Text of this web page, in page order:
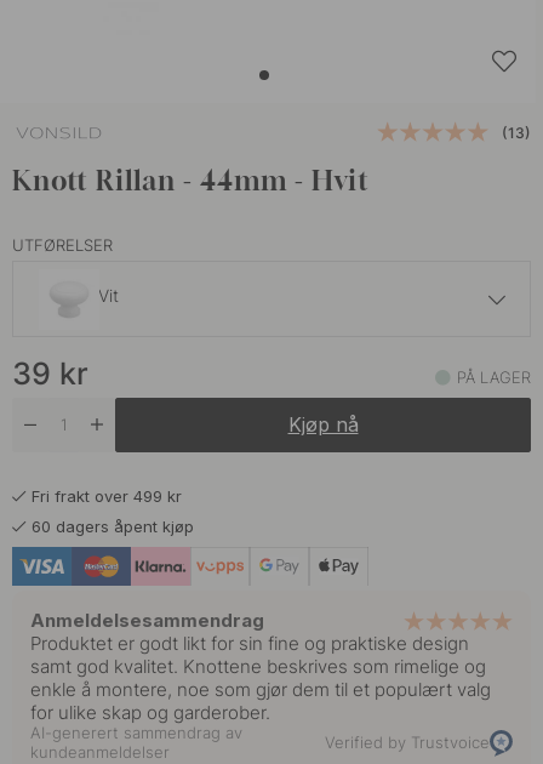
(13)
Knott Rillan - 44mm - Hvit
UTFØRELSER
Vit
På lager
39 kr PÅ LAGER
Kjøp nå
Fri frakt over 499 kr
60 dagers åpent kjøp
Anmeldelsesammendrag
Produktet er godt likt for sin fine og praktiske design
samt god kvalitet. Knottene beskrives som rimelige og
enkle å montere, noe som gjør dem til et populært valg
for ulike skap og garderober.
AI-generert sammendrag av
kundeanmeldelser
Verified by Trustvoice